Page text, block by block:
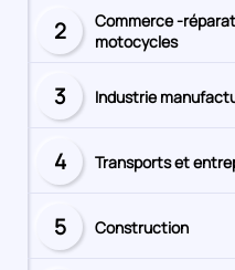
Secteur
numéro
2
Commerce -
motocycles
Secteur
numéro
3 Industrie
Secteur
numéro
4 Transports et
Secteur
numéro
5 Construction